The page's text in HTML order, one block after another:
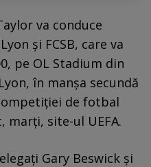
va conduce
și FCSB, care va
pe OL Stadium din
în manșa secundă
de fotbal
marți, site-ul UEFA.
Gary Beswick și